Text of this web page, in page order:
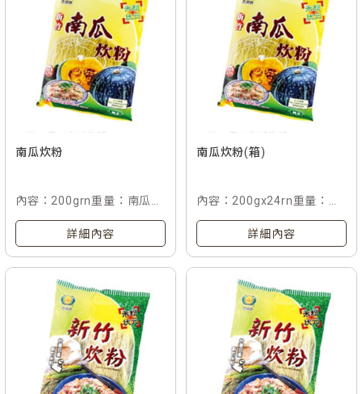
南瓜炊粉
內容：200grn重量：南瓜炊
粉rn入數：單包rn條碼：
4711304 001346
詳細內容
南瓜炊粉(箱)
內容：200gx24rn重量：南
瓜炊粉rn入數：24包入/箱
rn條碼：4711304 001346
詳細內容